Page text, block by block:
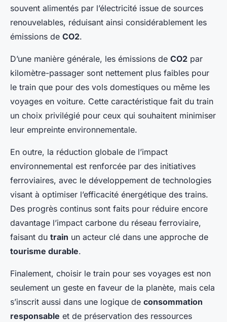
souvent alimentés par l’électricité issue de sources
renouvelables, réduisant ainsi considérablement les
émissions de CO2.
D’une manière générale, les émissions de CO2 par
kilomètre-passager sont nettement plus faibles pour
le train que pour des vols domestiques ou même les
voyages en voiture. Cette caractéristique fait du train
un choix privilégié pour ceux qui souhaitent minimiser
leur empreinte environnementale.
En outre, la réduction globale de l’impact
environnemental est renforcée par des initiatives
ferroviaires, avec le développement de technologies
visant à optimiser l’efficacité énergétique des trains.
Des progrès continus sont faits pour réduire encore
davantage l’impact carbone du réseau ferroviaire,
faisant du train un acteur clé dans une approche de
tourisme durable.
Finalement, choisir le train pour ses voyages est non
seulement un geste en faveur de la planète, mais cela
s’inscrit aussi dans une logique de consommation
responsable et de préservation des ressources